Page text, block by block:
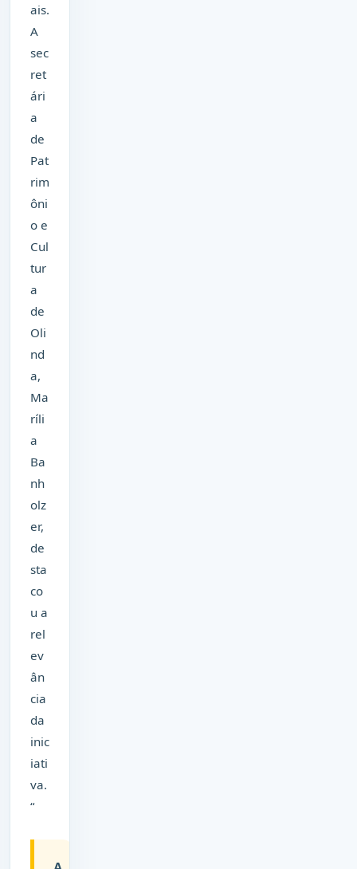
ais.
A
sec
ret
ári
a
de
Pat
rim
ôni
o e
Cul
tur
a
de
Oli
nd
a,
Ma
ríli
a
Ba
nh
olz
er,
de
sta
co
u a
rel
ev
ân
cia
da
inic
iati
va.
“